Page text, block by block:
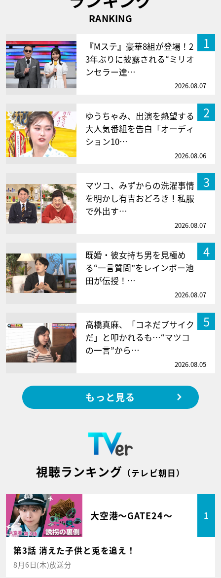
RANKING
1
『Mステ』豪華8組が登場！2
3年ぶりに披露される“ミリオ
ンセラー達…
2026.08.07
2
ゆうちゃみ、出演を熱望する
大人気番組を告白「オーディ
ション10…
2026.08.06
3
マツコ、みずからの洗濯事情
を明かし有吉おどろき！私服
で外出す…
2026.08.07
4
既婚・彼女持ち男を見極め
る“一言質問”をレインボー池
田が伝授！…
2026.08.07
5
高橋真麻、「コネだブサイク
だ」と叩かれるも…“マツコ
の一言”から…
2026.08.05
もっと見る
視聴ランキング （テレビ朝日）
大空港～GATE24～ 1
第3話 消えた子供と兎を追え！
8月6日(木)放送分